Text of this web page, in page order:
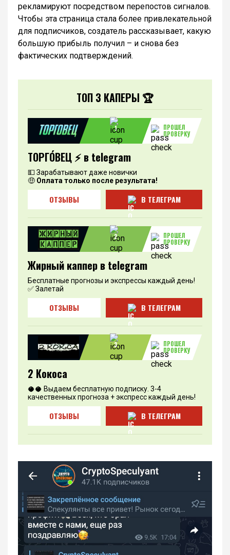
рекламируют посредством перепостов сигналов.
Чтобы эта страница стала более привлекательной
для подписчиков, создатель рассказывает, какую
большую прибыль получил – и снова без
фактических подтверждений.
ТОП 3 КАПЕРЫ 🏆
1
ПРОШЕЛ
ПРОВЕРКУ
ТОРГО́ВЕЦ ⚡️ в telegram
💵 Зарабатывают даже новички
🤑 Оплата только после результата!
ОТЗЫВЫ В ТЕЛЕГРАМ
2
ПРОШЕЛ
ПРОВЕРКУ
Жирный каппер в telegram
Бесплатные прогнозы и экспрессы каждый день!
✅ Залетай
ОТЗЫВЫ В ТЕЛЕГРАМ
3
ПРОШЕЛ
ПРОВЕРКУ
2 Кокоса
🥥🥥 Выдаем бесплатную подписку. 3-4
качественных прогноза + экспресс каждый день!
ОТЗЫВЫ В ТЕЛЕГРАМ